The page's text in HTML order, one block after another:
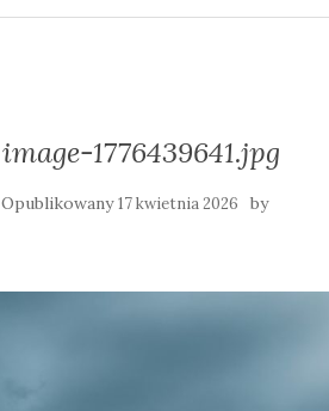
image-1776439641.jpg
Opublikowany17 kwietnia 2026 by